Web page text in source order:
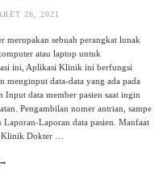
26, 2021
sebuah perangkat lunak
atau laptop untuk
ini, Aplikasi Klinik ini berfungsi
menginput data-data yang ada pada
Input data member pasien saat ingin
Pengambilan nomer antrian, sampe
Laporan-Laporan data pasien. Manfaat
Klinik Dokter …